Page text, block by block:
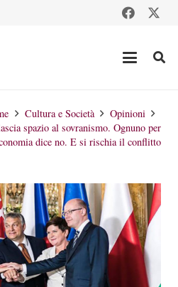
Cultura e Società
Opinioni
spazio al sovranismo. Ognuno per
dice no. E si rischia il conflitto